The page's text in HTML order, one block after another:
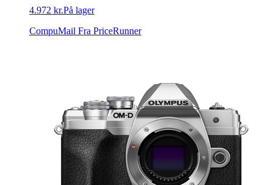
4.972 kr.På lager
CompuMail Fra PriceRunner